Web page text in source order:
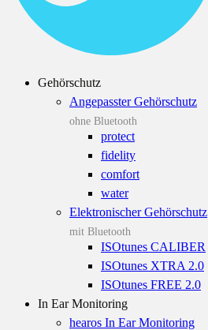
Gehörschutz
Angepasster Gehörschutz
ohne Bluetooth
protect
fidelity
comfort
water
Elektronischer Gehörschutz
mit Bluetooth
ISOtunes CALIBER
ISOtunes XTRA 2.0
ISOtunes FREE 2.0
In Ear Monitoring
hearos In Ear Monitoring